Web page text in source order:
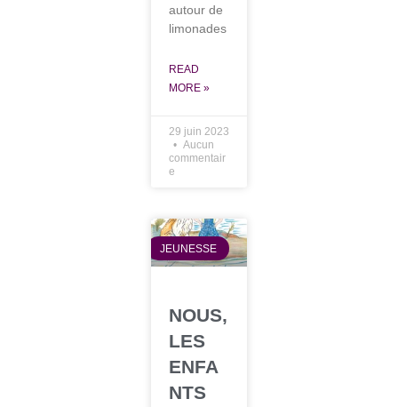
autour de
limonades
READ
MORE »
29 juin 2023
Aucun
commentair
e
JEUNESSE
NOUS,
LES
ENFA
NTS